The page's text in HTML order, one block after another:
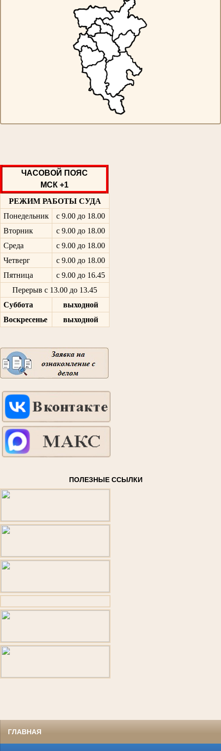
ЧАСОВОЙ ПОЯС
МСК +1
РЕЖИМ РАБОТЫ СУДА
Понедельник
с 9.00 до 18.00
Вторник
с 9.00 до 18.00
Среда
с 9.00 до 18.00
Четверг
с 9.00 до 18.00
Пятница
с 9.00 до 16.45
Перерыв с 13.00 до 13.45
Суббота
выходной
Воскресенье
выходной
ПОЛЕЗНЫЕ ССЫЛКИ
ГЛАВНАЯ